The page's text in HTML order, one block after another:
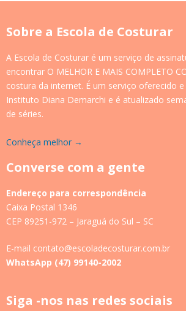
Sobre a Escola de Costurar
A Escola de Costurar é um serviço de
encontrar O MELHOR E MAIS COMPLETO
costura da internet. É um serviço oferecido
Instituto Diana Demarchi e é atualizado
de séries.
Conheça melhor →
Converse com a gente
Endereço para correspondência
Caixa Postal 1346
CEP 89251-972 – Jaraguá do Sul – SC
E-mail contato@escoladecosturar.com.br
WhatsApp (47) 99140-2002
Siga -nos nas redes sociais